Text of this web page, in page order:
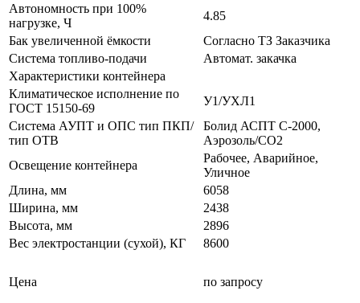
Автономность при 100%
нагрузке, Ч
4.85
Бак увеличенной ёмкости
Согласно ТЗ Заказчика
Система топливо-подачи
Автомат. закачка
Характеристики контейнера
Климатическое исполнение по
ГОСТ 15150-69
У1/УХЛ1
Система АУПТ и ОПС тип ПКП/
тип ОТВ
Болид АСПТ С-2000,
Аэрозоль/СО2
Освещение контейнера
Рабочее, Аварийное,
Уличное
Длина, мм
6058
Ширина, мм
2438
Высота, мм
2896
Вес электростанции (сухой), КГ
8600
Цена по запросу